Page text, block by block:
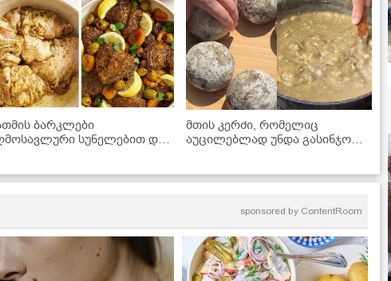
ბარკლები
სუნელებით და
მთის კერძი, რომელიც
აუცილებლად უნდა გასინჯოთ -
sponsored by ContentRoom